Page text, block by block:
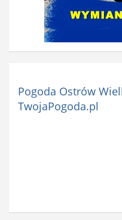
Pogoda Ostrów
TwojaPogoda.pl